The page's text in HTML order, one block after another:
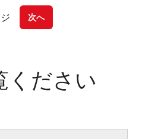
次へ
ください